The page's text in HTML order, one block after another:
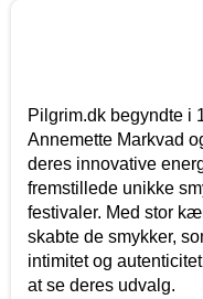
Pilgrim.dk begyndte i
Annemette Markvad
deres innovative
fremstillede unikke
festivaler. Med stor
skabte de smykker,
intimitet og
at se deres udvalg.